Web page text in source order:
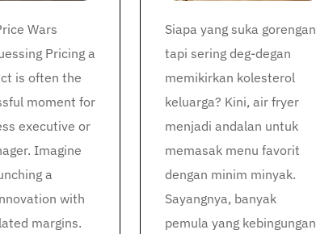
Wars
Pricing a
is often the
moment for
executive or
Imagine
a
with
margins.
Siapa yang suka gorengan
tapi sering deg-degan
memikirkan kolesterol
keluarga? Kini, air fryer
menjadi andalan untuk
memasak menu favorit
dengan minim minyak.
Sayangnya, banyak
pemula yang kebingungan